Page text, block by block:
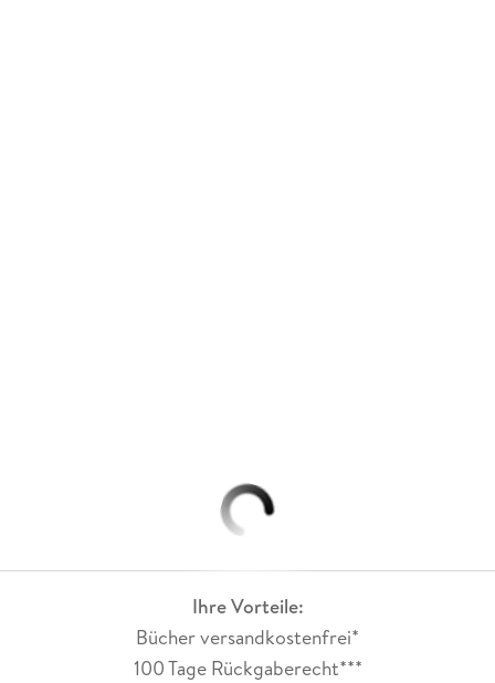
Ihre Vorteile:
Bücher versandkostenfrei*
100 Tage Rückgaberecht***